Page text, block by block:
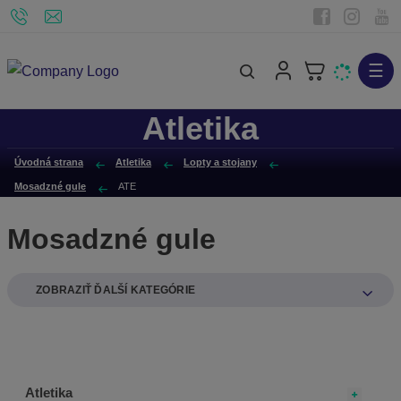
ľ
a
☰
Atletika
Úvodná strana Atletika Lopty a stojany
Mosadzné gule ATE
Mosadzné gule
ZOBRAZIŤ ĎALŠÍ KATEGÓRIE
Atletika